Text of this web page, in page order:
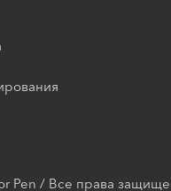
Pen / Все права